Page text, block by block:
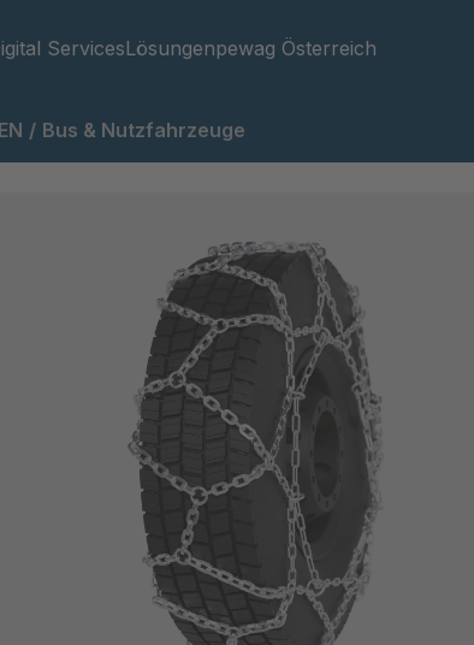
ServicesLösungenpewag Österreich
/ Bus & Nutzfahrzeuge